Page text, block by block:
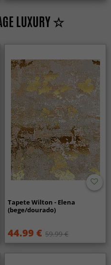
LUXURY ☆
Tapete Wilton - Elena
(bege/dourado)
44.99 € 59.99 €